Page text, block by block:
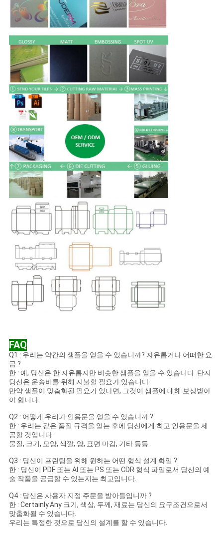
FAQ
Q1 : 우리는 약간의 샘플을 얻을 수 있습니까? 자유롭거나 어떠한 요
금 ?
한 : 예, 당신은 한 자유롭지만 비슷한 샘플을 얻을 수 있습니다. 단지
당신은 운송비를 위해 지불할 필요가 있습니다.
만약 샘플이 맞춤화될 필요가 있다면, 그것이 샘플에 대해 보상받아
야 합니다.
Q2 : 어떻게 우리가 인용문을 얻을 수 있습니까 ?
한 : 우리는 같은 품질 규격을 얻는 후에 당신에게 최고 인용문을 제
공할 것입니다
물질, 크기, 모양, 색깔, 양, 표면 마감, 기타 등등.
Q3 : 당신이 프린팅을 위해 원하는 어떤 형식 설계 화일 ?
한 : 당신이 PDF 또는 AI 또는 PS 또는 CDR 형식 파일로서 당신의 예
술 작품을 공급할 수 있는지는 최고입니다.
Q4 : 당신은 사용자 지정 주문을 받아들입니까 ?
한 : Certainly.Any 크기, 색상, 두께, 재료는 당신의 요구조건으로서
맞춤화될 수 있습니다.
우리는 특정한 것으로 당신의 설계를 할 수 있습니다.